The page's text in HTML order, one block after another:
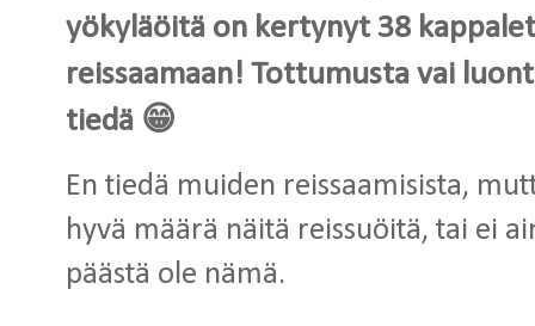
yökyläöitä on kertynyt 38
reissaamaan! Tottumusta vai
tiedä 😁
En tiedä muiden reissaamisista,
hyvä määrä näitä reissuöitä, tai ei
päästä ole nämä.